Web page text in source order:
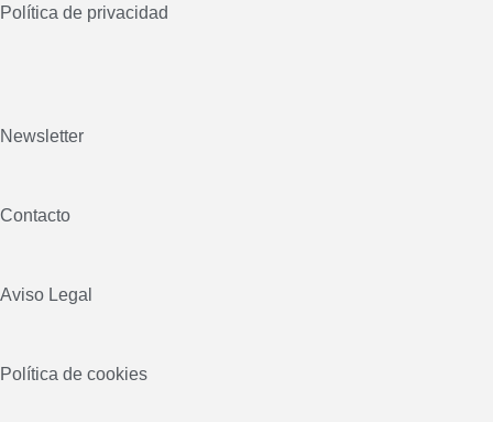
Política de privacidad
Newsletter
Contacto
Aviso Legal
Política de cookies